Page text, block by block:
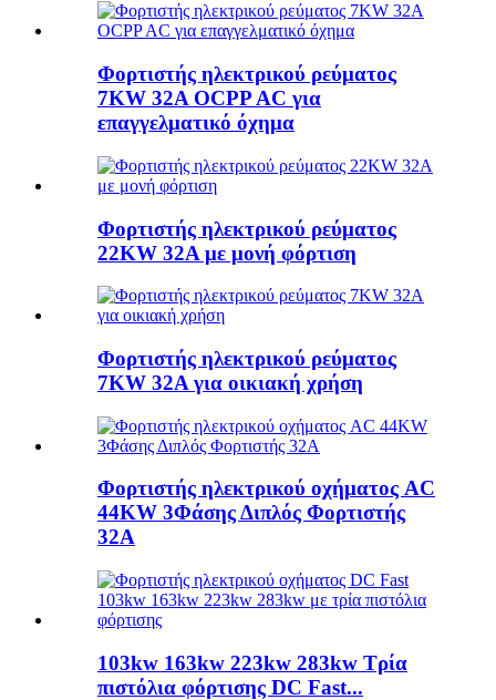
Φορτιστής ηλεκτρικού ρεύματος
7KW 32A OCPP AC για
επαγγελματικό όχημα
Φορτιστής ηλεκτρικού ρεύματος
22KW 32A με μονή φόρτιση
Φορτιστής ηλεκτρικού ρεύματος
7KW 32A για οικιακή χρήση
Φορτιστής ηλεκτρικού οχήματος AC
44KW 3Φάσης Διπλός Φορτιστής
32A
103kw 163kw 223kw 283kw Τρία
πιστόλια φόρτισης DC Fast...